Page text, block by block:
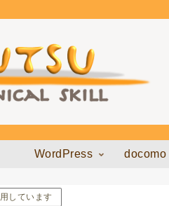
WordPress docomo
しています